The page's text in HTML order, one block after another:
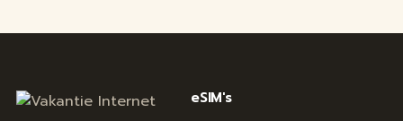
eSIM's